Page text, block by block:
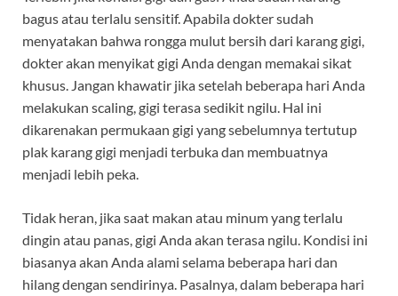
bagus atau terlalu sensitif. Apabila dokter sudah
menyatakan bahwa rongga mulut bersih dari karang gigi,
dokter akan menyikat gigi Anda dengan memakai sikat
khusus. Jangan khawatir jika setelah beberapa hari Anda
melakukan scaling, gigi terasa sedikit ngilu. Hal ini
dikarenakan permukaan gigi yang sebelumnya tertutup
plak karang gigi menjadi terbuka dan membuatnya
menjadi lebih peka.
Tidak heran, jika saat makan atau minum yang terlalu
dingin atau panas, gigi Anda akan terasa ngilu. Kondisi ini
biasanya akan Anda alami selama beberapa hari dan
hilang dengan sendirinya. Pasalnya, dalam beberapa hari